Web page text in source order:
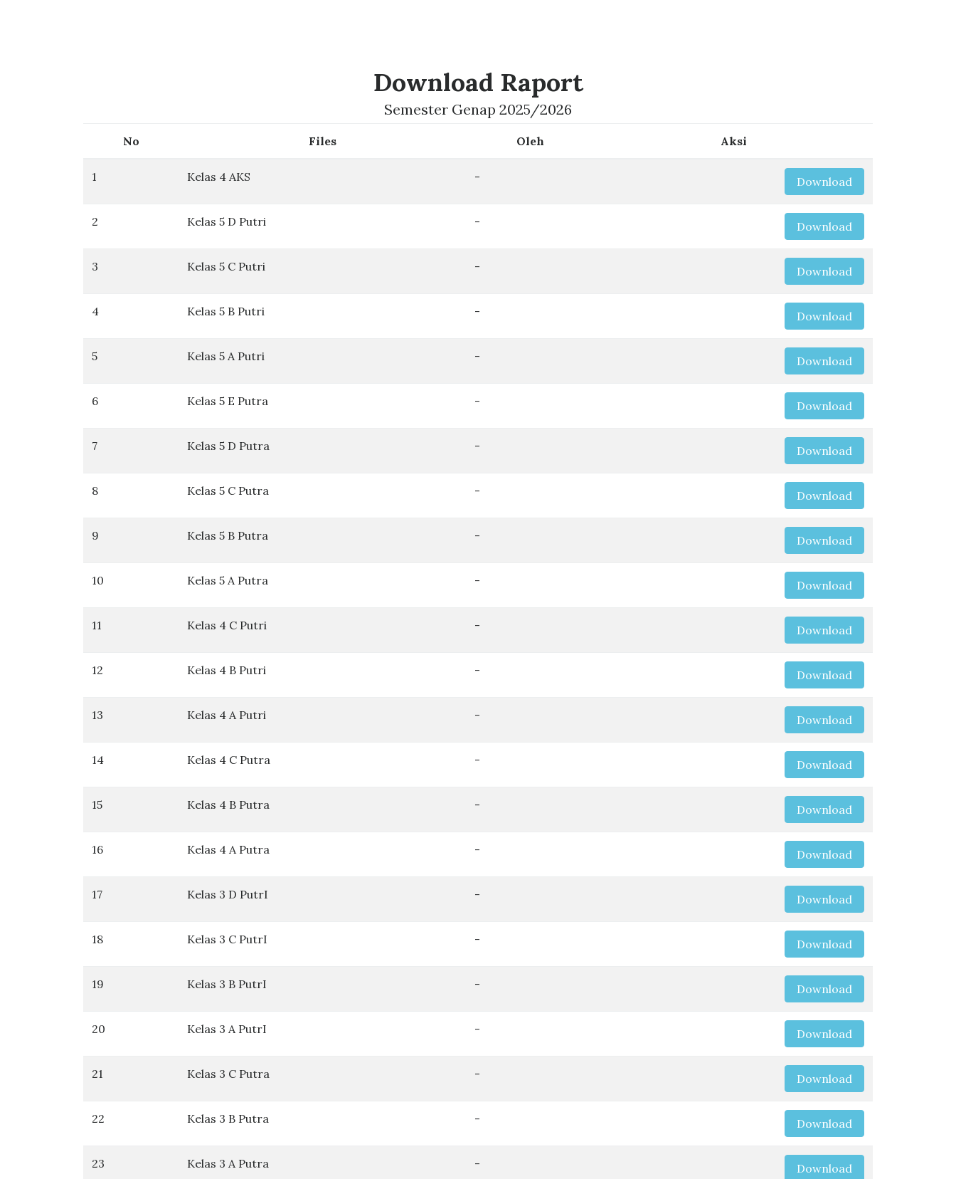
Download Raport
Semester Genap 2025/2026
No Files Oleh Aksi
1 Kelas 4 AKS - Download
2 Kelas 5 D Putri - Download
3 Kelas 5 C Putri - Download
4 Kelas 5 B Putri - Download
5 Kelas 5 A Putri - Download
6 Kelas 5 E Putra - Download
7 Kelas 5 D Putra - Download
8 Kelas 5 C Putra - Download
9 Kelas 5 B Putra - Download
10 Kelas 5 A Putra - Download
11 Kelas 4 C Putri - Download
12 Kelas 4 B Putri - Download
13 Kelas 4 A Putri - Download
14 Kelas 4 C Putra - Download
15 Kelas 4 B Putra - Download
16 Kelas 4 A Putra - Download
17 Kelas 3 D PutrI - Download
18 Kelas 3 C PutrI - Download
19 Kelas 3 B PutrI - Download
20 Kelas 3 A PutrI - Download
21 Kelas 3 C Putra - Download
22 Kelas 3 B Putra - Download
23 Kelas 3 A Putra - Download